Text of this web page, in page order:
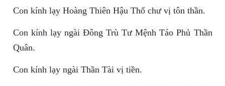
Con kính lạy Hoàng Thiên Hậu Thổ chư vị tôn thần.
Con kính lạy ngài Đông Trù Tư Mệnh Táo Phủ Thần
Quân.
Con kính lạy ngài Thần Tài vị tiền.